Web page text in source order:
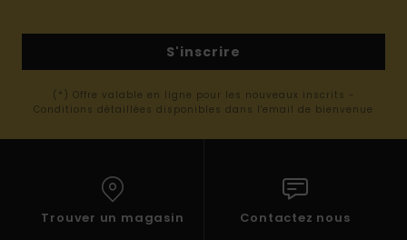
S'inscrire
(*) Offre valable en ligne pour les nouveaux inscrits -
Conditions détaillées disponibles dans l'email de bienvenue
Trouver un magasin Contactez nous